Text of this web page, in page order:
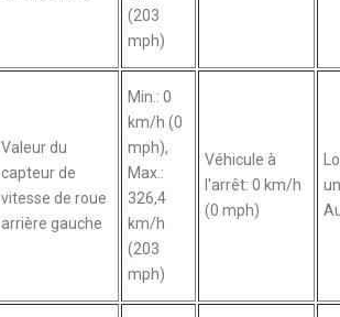
(203
mph)
Valeur du
capteur de
vitesse de roue
arrière gauche
Min.: 0
km/h (0
mph),
Max.:
326,4
km/h
(203
mph)
Véhicule à
l'arrêt: 0 km/h
(0 mph)